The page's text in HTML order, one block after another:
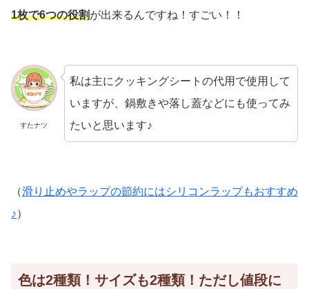
1枚で6つの役割が出来るんですね！すごい！！
すたナツ
私は主にクッキングシートの代用で使用して
いますが、鍋敷きや落し蓋などにも使ってみ
たいと思います♪
（滑り止めやラップの節約にはシリコンラップもおすすめ
♪）
色は2種類！サイズも2種類！ただし値段に